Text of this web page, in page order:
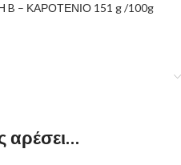
B – ΚΑΡΟΤΕΝΙΟ 151 g /100g
αρέσει…